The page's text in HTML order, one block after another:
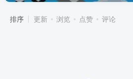
排序 更新 浏览 点赞 评论